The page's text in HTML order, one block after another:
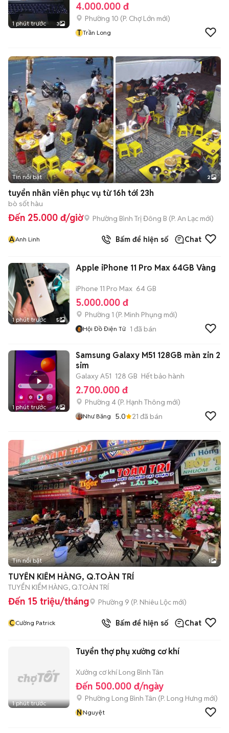
1 phút trước 3
4.000.000 đ
Phường 10 (P. Chợ Lớn mới)
T Trần Long
Tin nổi bật 2
tuyển nhân viên phục vụ từ 16h tới 23h
bò sốt hàu
Đến 25.000 đ/giờ Phường Bình Trị Đông B (P. An Lạc mới)
AAnh Linh Bấm để hiện số Chat
1 phút trước 5
Apple iPhone 11 Pro Max 64GB Vàng
iPhone 11 Pro Max 64 GB
5.000.000 đ
Phường 1 (P. Minh Phụng mới)
Hội Đồ Điện Tử 1 đã bán
1 phút trước 6
Samsung Galaxy M51 128GB màn zin 2
sim
Galaxy A51 128 GB Hết bảo hành
2.700.000 đ
Phường 4 (P. Hạnh Thông mới)
Như Băng 5.0 21 đã bán
Tin nổi bật 1
TUYỂN KIỂM HÀNG, Q.TOÀN TRÍ
TUYỂN KIỂM HÀNG, Q.TOÀN TRÍ
Đến 15 triệu/tháng Phường 9 (P. Nhiêu Lộc mới)
CCường Patrick Bấm để hiện số Chat
1 phút trước
Tuyển thợ phụ xưởng cơ khí
Xưởng cơ khí Long Bình Tân
Đến 500.000 đ/ngày
Phường Long Bình Tân (P. Long Hưng mới)
NNguyệt